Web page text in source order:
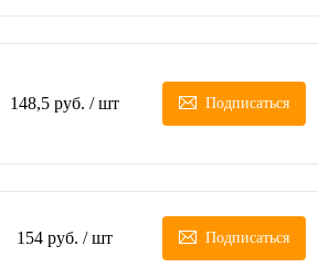
148,5 руб. / шт Подписаться
154 руб. / шт Подписаться